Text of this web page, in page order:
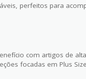
perfeitos para
com artigos de
focadas em Plus